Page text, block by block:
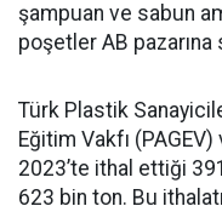
şampuan ve sabun
poşetler AB
Türk Plastik
Eğitim Vakfı
2023’te ithal ettiği
623 bin ton. Bu